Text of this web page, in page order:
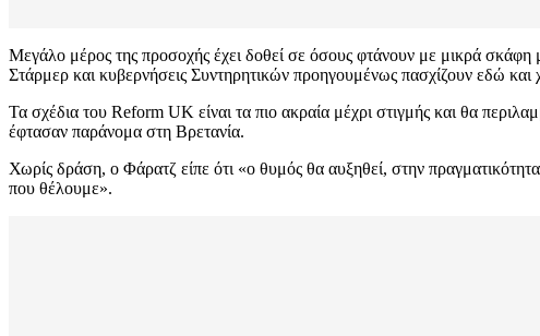
Μεγάλο μέρος της προσοχής έχει δοθεί σε όσους φτάνουν με μικρά
Στάρμερ και κυβερνήσεις Συντηρητικών προηγουμένως πασχίζουν εδώ
Τα σχέδια του Reform UK είναι τα πιο ακραία μέχρι στιγμής και θα
έφτασαν παράνομα στη Βρετανία.
Χωρίς δράση, ο Φάρατζ είπε ότι «ο θυμός θα αυξηθεί, στην
που θέλουμε».